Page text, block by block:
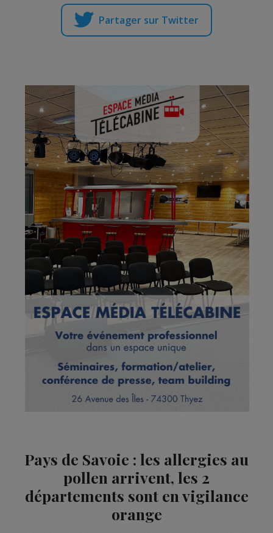
Partager sur Twitter
Pays de Savoie : les allergies au
pollen arrivent, les 2
départements sont en vigilance
orange